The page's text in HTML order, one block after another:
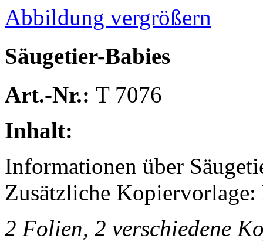
Abbildung vergrößern
Säugetier-Babies
Art.-Nr.: T 7076
Inhalt:
Informationen über
Zusätzliche
2 Folien, 2 verschiedene